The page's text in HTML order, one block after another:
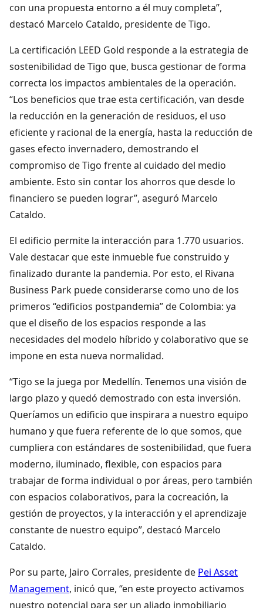
con una propuesta entorno a él muy completa”,
destacó Marcelo Cataldo, presidente de Tigo.
La certificación LEED Gold responde a la estrategia de
sostenibilidad de Tigo que, busca gestionar de forma
correcta los impactos ambientales de la operación.
“Los beneficios que trae esta certificación, van desde
la reducción en la generación de residuos, el uso
eficiente y racional de la energía, hasta la reducción de
gases efecto invernadero, demostrando el
compromiso de Tigo frente al cuidado del medio
ambiente. Esto sin contar los ahorros que desde lo
financiero se pueden lograr”, aseguró Marcelo
Cataldo.
El edificio permite la interacción para 1.770 usuarios.
Vale destacar que este inmueble fue construido y
finalizado durante la pandemia. Por esto, el Rivana
Business Park puede considerarse como uno de los
primeros “edificios postpandemia” de Colombia: ya
que el diseño de los espacios responde a las
necesidades del modelo híbrido y colaborativo que se
impone en esta nueva normalidad.
“Tigo se la juega por Medellín. Tenemos una visión de
largo plazo y quedó demostrado con esta inversión.
Queríamos un edificio que inspirara a nuestro equipo
humano y que fuera referente de lo que somos, que
cumpliera con estándares de sostenibilidad, que fuera
moderno, iluminado, flexible, con espacios para
trabajar de forma individual o por áreas, pero también
con espacios colaborativos, para la cocreación, la
gestión de proyectos, y la interacción y el aprendizaje
constante de nuestro equipo”, destacó Marcelo
Cataldo.
Por su parte, Jairo Corrales, presidente de Pei Asset
Management, inicó que, “en este proyecto activamos
nuestro potencial para ser un aliado inmobiliario